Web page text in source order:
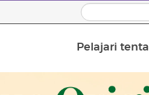
Pelajari